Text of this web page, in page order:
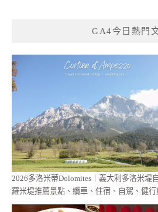
GA4今日熱門
2026多洛米蒂Dolomites｜義大利多洛米堤
羅米堤推薦景點、纜車、住宿、自駕、健行